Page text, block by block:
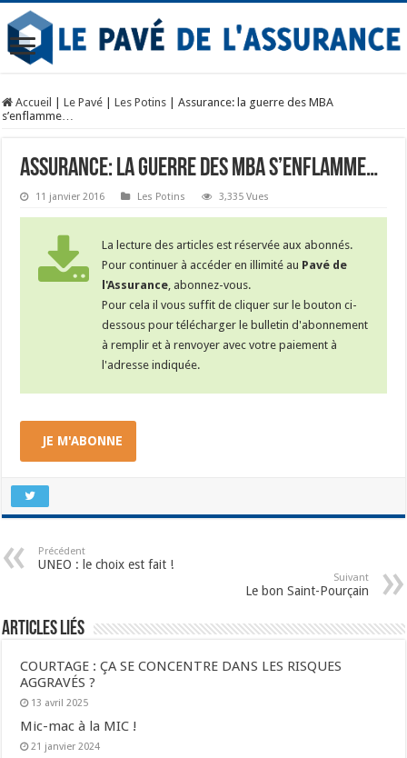
Accueil Le Pavé Les Potins
Assurance: la guerre des MBA
s’enflamme…
Assurance: la guerre des MBA s’enflamme…
11 janvier 2016 Les Potins 3,335 Vues
La lecture des articles est réservée aux abonnés.
Pour continuer à accéder en illimité au Pavé de
l'Assurance , abonnez-vous.
Pour cela il vous suffit de cliquer sur le bouton ci-
dessous pour télécharger le bulletin d'abonnement
à remplir et à renvoyer avec votre paiement à
l'adresse indiquée.
JE M'ABONNE
Précédent
UNEO : le choix est fait !
Suivant
Le bon Saint-Pourçain
Articles liés
COURTAGE : ÇA SE CONCENTRE DANS LES RISQUES
AGGRAVÉS ?
13 avril 2025
Mic-mac à la MIC !
21 janvier 2024